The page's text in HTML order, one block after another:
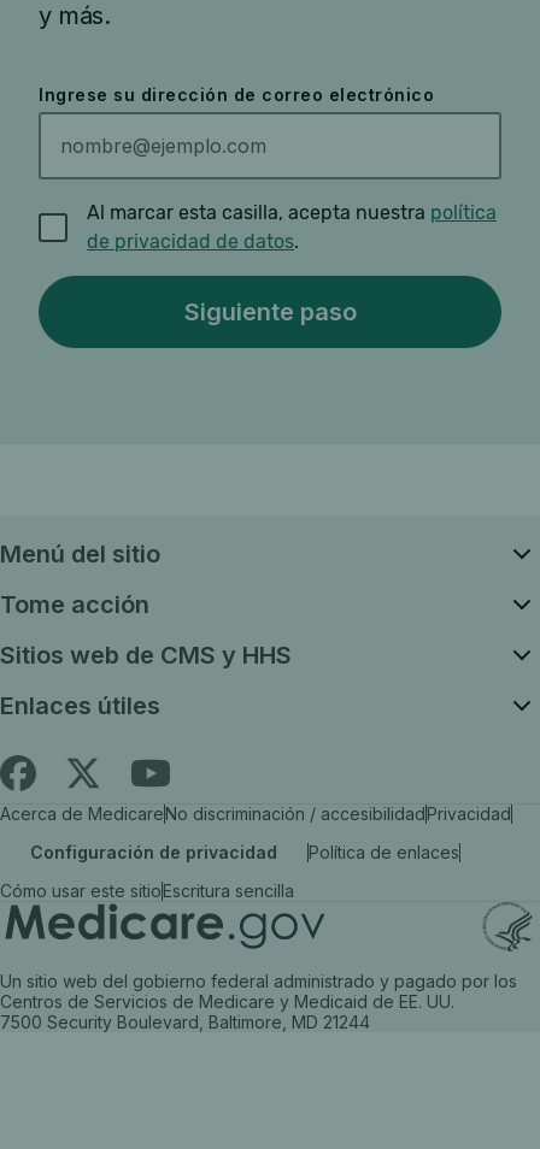
y más.
Ingrese su dirección de correo electrónico
Al marcar esta casilla, acepta nuestra política
de privacidad de datos.
Menú del sitio
Tome acción
Sitios web de CMS y HHS
Enlaces útiles
Busque
Medicare.gov
en
Facebook
(el
enlace
se
Siga
es.Medicare.gov
en
X
(el
enlace
se
Busque
Medicare.gov
en
YouTube
(el
enlace
se
Acerca de MedicareNo discriminación / accesibilidadPrivacidad
Configuración de privacidad
Política de enlaces
Cómo usar este sitioEscritura sencilla
Un sitio web del gobierno federal administrado y pagado por los
Centros de Servicios de Medicare y Medicaid de EE. UU.
7500 Security Boulevard, Baltimore, MD 21244